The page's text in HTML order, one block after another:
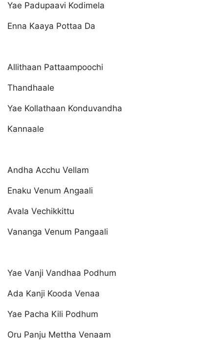
Yae Padupaavi Kodimela
Enna Kaaya Pottaa Da
Allithaan Pattaampoochi
Thandhaale
Yae Kollathaan Konduvandha
Kannaale
Andha Acchu Vellam
Enaku Venum Angaali
Avala Vechikkittu
Vananga Venum Pangaali
Yae Vanji Vandhaa Podhum
Ada Kanji Kooda Venaa
Yae Pacha Kili Podhum
Oru Panju Mettha Venaam